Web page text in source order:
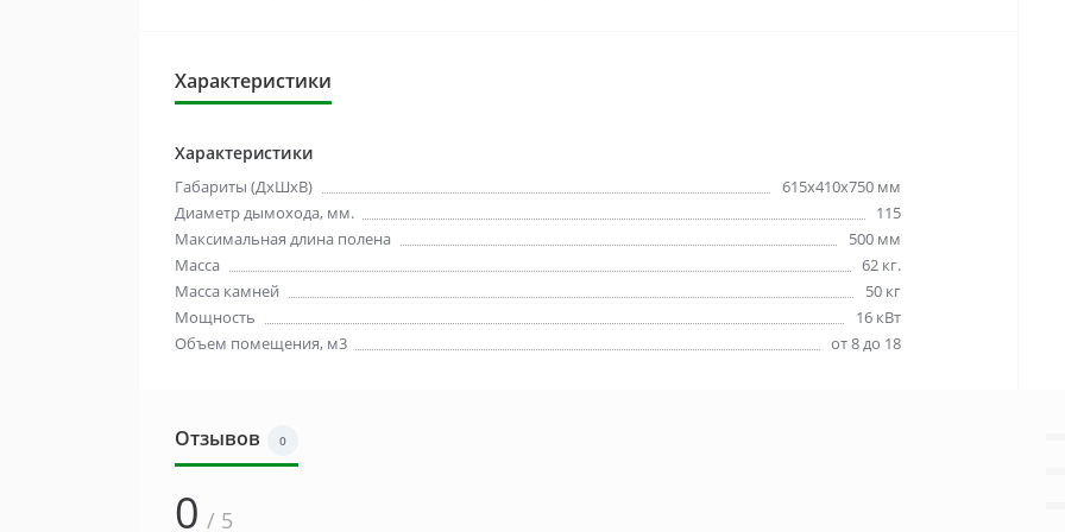
Характеристики
Характеристики
Габариты (ДхШхВ)
615х410х750 мм
Диаметр дымохода, мм.
115
Максимальная длина полена
500 мм
Масса
62 кг.
Масса камней
50 кг
Мощность
16 кВт
Объем помещения, м3
от 8 до 18
Отзывов 0
0 / 5